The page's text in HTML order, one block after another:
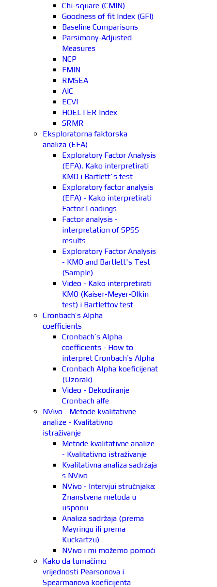
Chi-square (CMIN)
Goodness of fit Index (GFI)
Baseline Comparisons
Parsimony-Adjusted
Measures
NCP
FMIN
RMSEA
AIC
ECVI
HOELTER Index
SRMR
Eksploratorna faktorska
analiza (EFA)
Exploratory Factor Analysis
(EFA), Kako interpretirati
KMO i Bartlett´s test
Exploratory factor analysis
(EFA) - Kako interpretirati
Factor Loadings
Factor analysis -
interpretation of SPSS
results
Exploratory Factor Analysis
- KMO and Bartlett's Test
(Sample)
Video - Kako interpretirati
KMO (Kaiser-Meyer-Olkin
test) i Bartlettov test
Cronbach’s Alpha
coefficients
Cronbach’s Alpha
coefficients - How to
interpret Cronbach’s Alpha
Cronbach Alpha koeficijenat
(Uzorak)
Video - Dekodiranje
Cronbach alfe
NVivo - Metode kvalitativne
analize - Kvalitativno
istraživanje
Metode kvalitativne analize
- Kvalitativno istraživanje
Kvalitativna analiza sadržaja
s NVivo
NVivo - Intervjui stručnjaka:
Znanstvena metoda u
usponu
Analiza sadržaja (prema
Mayringu ili prema
Kuckartzu)
NVivo i mi možemo pomoći
Kako da tumačimo
vrijednosti Pearsonova i
Spearmanova koeficijenta